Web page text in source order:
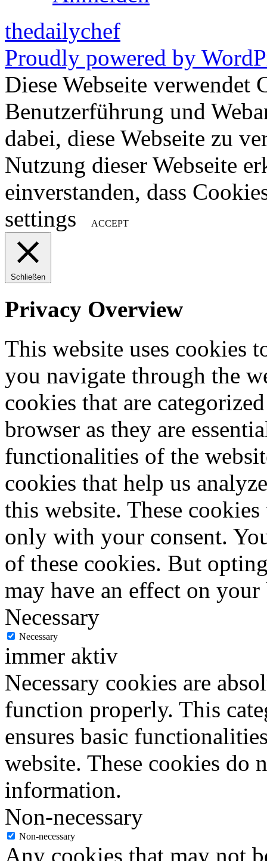
thedailychef
Proudly powered by
Diese Webseite verwendet
Benutzerführung und
dabei, diese Webseite zu
Nutzung dieser Webseite
einverstanden, dass
settings
ACCEPT
Schließen
Privacy Overview
This website uses cookies
you navigate through the
cookies that are
browser as they are
functionalities of the
cookies that help us
this website. These
only with your consent.
of these cookies. But
may have an effect on
Necessary
Necessary
immer aktiv
Necessary cookies are
function properly. This
ensures basic
website. These cookies do
information.
Non-necessary
Non-necessary
Any cookies that may not